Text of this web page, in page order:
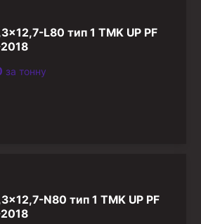
L80 тип 1 TMK UP PF
за тонну
N80 тип 1 TMK UP PF